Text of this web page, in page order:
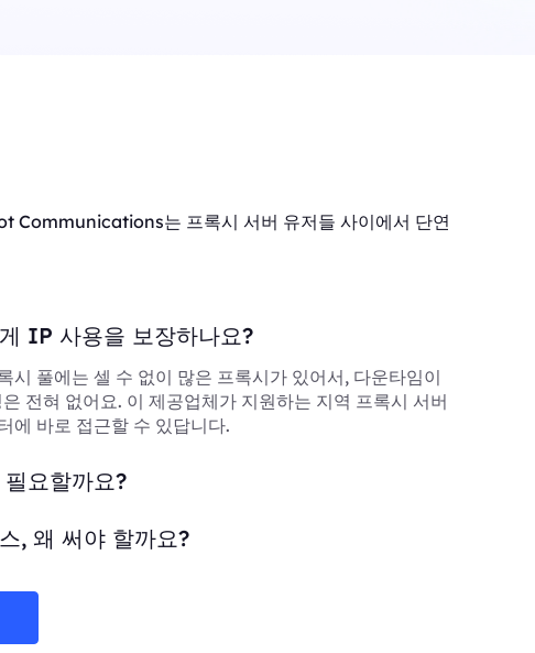
Communications는 프록시 서버 유저들 사이에서 단연
IP 사용을 보장하나요?
시 풀에는 셀 수 없이 많은 프록시가 있어서, 다운타임이
전혀 없어요. 이 제공업체가 지원하는 지역 프록시 서버
에 바로 접근할 수 있답니다.
요할까요?
, 왜 써야 할까요?